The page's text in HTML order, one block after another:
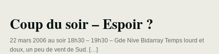
Coup du soir – Espoir ?
22 mars 2006 au soir 18h30 – 19h30 – Gde Nive Bidarray Temps lourd et
doux, un peu de vent de Sud. […]